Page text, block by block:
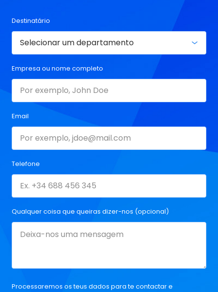
Destinatário
Empresa ou nome completo
Email
Telefone
Qualquer coisa que queiras dizer-nos (opcional)
Processaremos os teus dados para te contactar e